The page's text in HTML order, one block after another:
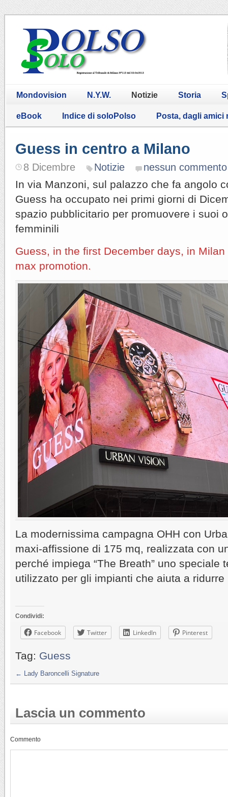
Mondovision N.Y.W. Notizie Storia
eBook Indice di soloPolso Posta, dagli amici
Guess in centro a Milano
8 Dicembre Notizie nessun commento
In via Manzoni, sul palazzo che fa angolo
Guess ha occupato nei primi giorni di
spazio pubblicitario per promuovere i suoi
femminili
Guess, in the first December days, in
max promotion.
La modernissima campagna OHH con
maxi-affissione di 175 mq, realizzata con
perché impiega “The Breath” uno speciale
utilizzato per gli impianti che aiuta a
Condividi:
Facebook Twitter LinkedIn Pinterest
Tag: Guess
← Lady Baroncelli Signature
Lascia un commento
Commento